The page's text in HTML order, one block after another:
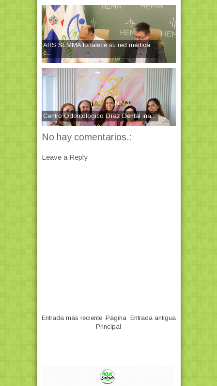
ARS SEMMA fortalece su red médica
c...
Centro Odontológico Díaz Dental ina...
No hay comentarios.:
Leave a Reply
Entrada más reciente Entrada antigua
Página
Principal